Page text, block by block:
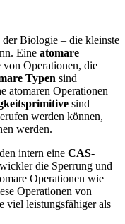
Biologie – die kleinste
Eine atomare
von Operationen, die
Typen sind
atomaren Operationen
sind
werden können,
werden.
intern eine CAS-
die Sperrung und
Operationen wie
Operationen von
viel leistungsfähiger als